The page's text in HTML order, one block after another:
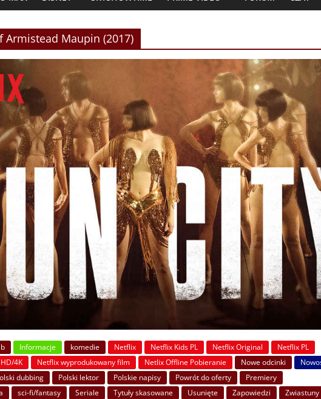
Armistead Maupin (2017)
Informacje komedie Netflix Netflix Kids PL Netflix Original
Netflix PL
4K Netflix wyprodukowany film Netlix Offline Pobieranie Nowe odcinki
dubbing Polski lektor Polskie napisy Powrót do oferty
Premiery
sci-fi/fantasy Seriale Tytuły skasowane Usunięte Zapowiedzi Zwiastuny